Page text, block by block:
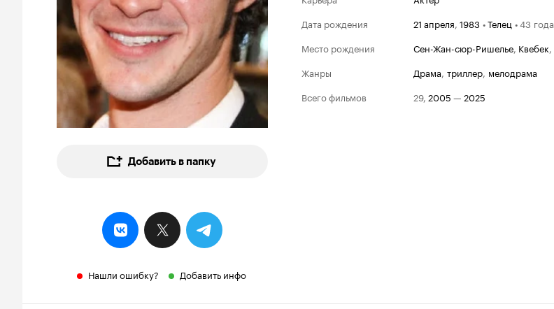
Добавить в папку
Нашли ошибку? Добавить инфо
Дата рождения
21 апреля, 1983 •Телец •43 года
Место рождения
Сен-Жан-сюр-Ришелье, Квебек,
Жанры
драма, триллер, мелодрама
Всего фильмов
29, 2005 — 2025